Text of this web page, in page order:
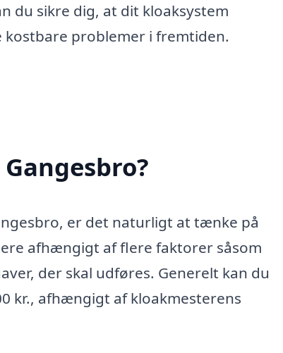
du sikre dig, at dit kloaksystem
problemer i fremtiden.
er det naturligt at tænke på
afhængigt af flere faktorer såsom
der skal udføres. Generelt kan du
kr., afhængigt af kloakmesterens